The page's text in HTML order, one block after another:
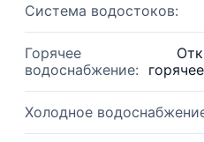
Система водостоков:
Горячее
водоснабжение:
Холодное